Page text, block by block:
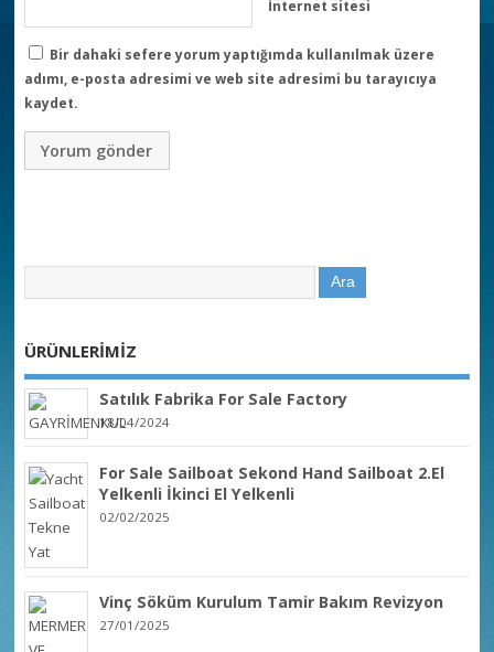
İnternet sitesi
Bir dahaki sefere yorum yaptığımda kullanılmak üzere
adımı, e-posta adresimi ve web site adresimi bu tarayıcıya
kaydet.
ÜRÜNLERİMİZ
Satılık Fabrika For Sale Factory
18/04/2024
For Sale Sailboat Sekond Hand Sailboat 2.El
Yelkenli İkinci El Yelkenli
02/02/2025
Vinç Söküm Kurulum Tamir Bakım Revizyon
27/01/2025